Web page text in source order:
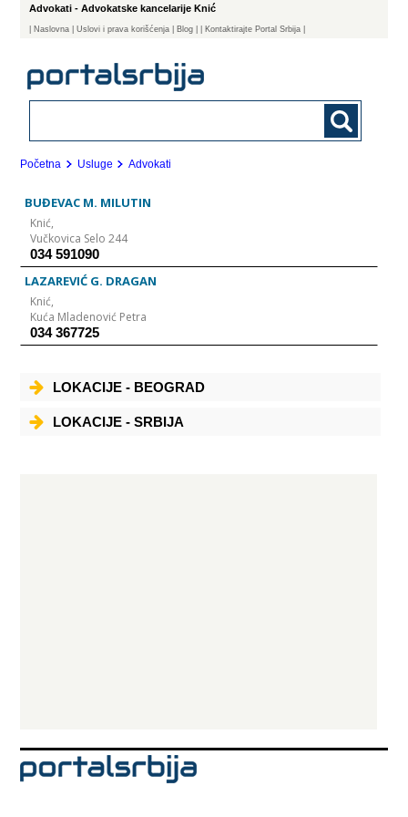
Advokati - Advokatske kancelarije Knić
Naslovna | Uslovi i prava korišćenja Blog | Kontaktirajte Portal Srbija |
Početna Usluge Advokati
BUĐEVAC M. MILUTIN
Knić,
Vučkovica Selo 244
034 591090
LAZAREVIĆ G. DRAGAN
Knić,
Kuća Mladenović Petra
034 367725
LOKACIJE - BEOGRAD
LOKACIJE - SRBIJA